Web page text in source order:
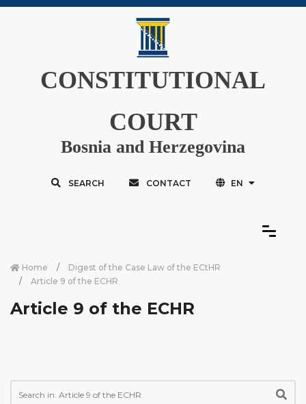
CONSTITUTIONAL
COURT
Bosnia and Herzegovina
SEARCH CONTACT EN
Home
Digest of the Case Law of the ECtHR
Article 9 of the ECHR
Article 9 of the ECHR